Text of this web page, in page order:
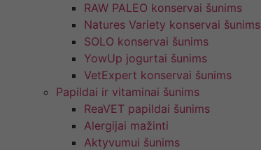
RAW PALEO konservai šunims
Natures Variety konservai šunims
SOLO konservai šunims
YowUp jogurtai šunims
VetExpert konservai šunims
Papildai ir vitaminai šunims
ReaVET papildai šunims
Alergijai mažinti
Aktyvumui šunims